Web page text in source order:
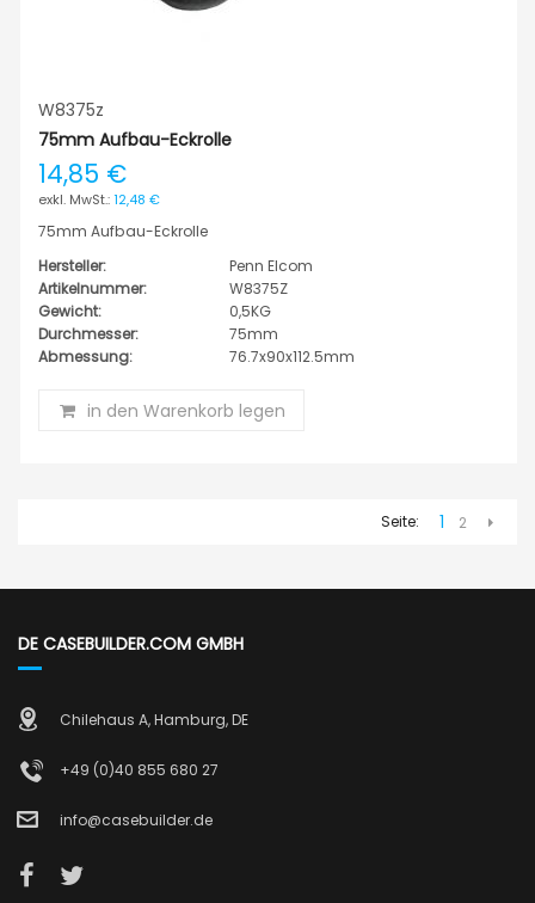
W8375z
75mm Aufbau-Eckrolle
14,85 €
12,48 €
75mm Aufbau-Eckrolle
Hersteller:
Penn Elcom
Artikelnummer:
W8375Z
Gewicht:
0,5KG
Durchmesser:
75mm
Abmessung:
76.7x90x112.5mm
in den Warenkorb legen
Seite: 1 2
DE CASEBUILDER.COM GMBH
Chilehaus A, Hamburg, DE
+49 (0)40 855 680 27
info@casebuilder.de